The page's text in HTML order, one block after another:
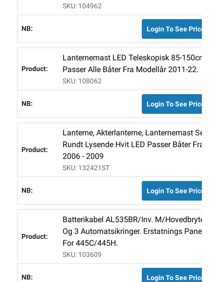
SKU: 104962
Login To See Price
Lanternemast LED Teleskopisk 85-150cm
Passer Alle Båter Fra Modellår 2011-22.
SKU: 108062
Login To See Price
Lanterne, Akterlanterne, Lanternemast Sett
Rundt Lysende Hvit LED Passer Båter Fra
2006 - 2009
SKU: 132421ST
Login To See Price
Batterikabel AL535BR/Inv. M/hovedbryter
Og 3 Automatsikringer. Erstatnings Panel
For 445C/445H.
SKU: 103609
Login To See Price